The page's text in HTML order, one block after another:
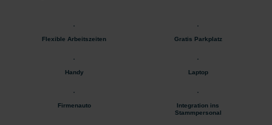
Flexible Arbeitszeiten Gratis Parkplatz
Handy Laptop
Firmenauto
Integration ins
Stammpersonal